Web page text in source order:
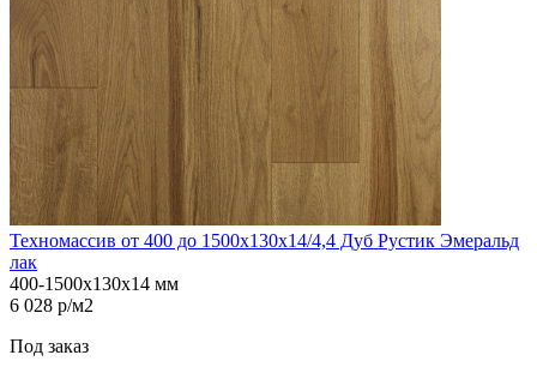
Техномассив от 400 до 1500х130х14/4,4 Дуб Рустик Эмеральд
лак
400-1500х130х14 мм
6 028 р/м2
Под заказ